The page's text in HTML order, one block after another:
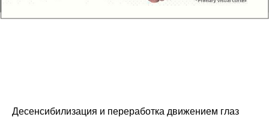
Десенсибилизация и переработка движением глаз